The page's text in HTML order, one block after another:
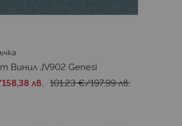
Винил JV902 Genesi
158,38 лв. 101,23 €/197,99 лв.